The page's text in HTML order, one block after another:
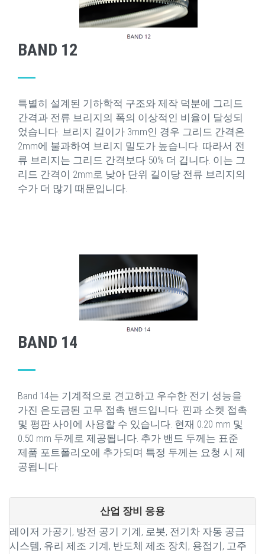
BAND 12
특별히 설계된 기하학적 구조와 제작 덕분에 그리드
간격과 전류 브리지의 폭의 이상적인 비율이 달성되
었습니다. 브리지 길이가 3mm인 경우 그리드 간격은
2mm에 불과하여 브리지 밀도가 높습니다. 따라서 전
류 브리지는 그리드 간격보다 50% 더 깁니다. 이는 그
리드 간격이 2mm로 낮아 단위 길이당 전류 브리지의
수가 더 많기 때문입니다.
BAND 14
Band 14는 기계적으로 견고하고 우수한 전기 성능을
가진 은도금된 고무 접촉 밴드입니다. 핀과 소켓 접촉
및 평판 사이에 사용할 수 있습니다. 현재 0.20 mm 및
0.50 mm 두께로 제공됩니다. 추가 밴드 두께는 표준
제품 포트폴리오에 추가되며 특정 두께는 요청 시 제
공됩니다.
산업 장비 응용
레이저 가공기, 방전 공기 기계, 로봇, 전기차 자동 공급
시스템, 유리 제조 기계, 반도체 제조 장치, 용접기, 고주